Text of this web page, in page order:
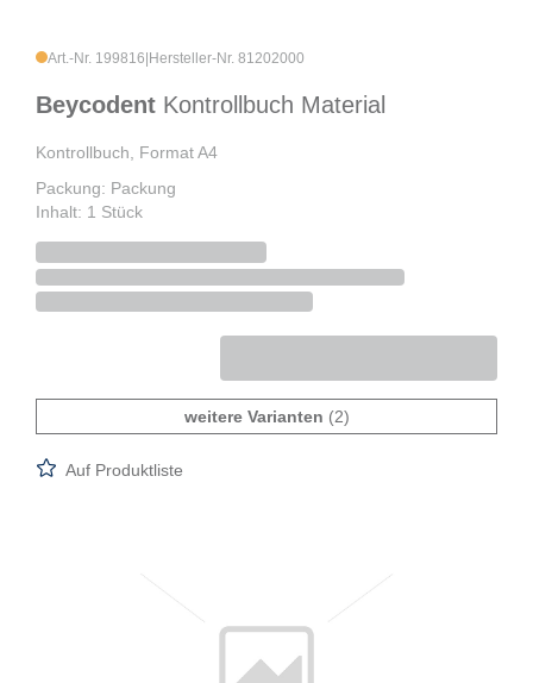
Art.-Nr. 199816 Hersteller-Nr. 81202000
Beycodent Kontrollbuch Material
Kontrollbuch, Format A4
Packung: Packung
Inhalt: 1 Stück
weitere Varianten (2)
Auf Produktliste